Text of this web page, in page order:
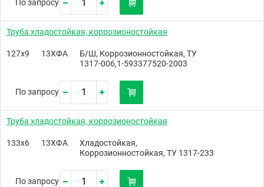
По запросу
Труба хладостойкая, коррозионостойкая
127х9 13ХФА
Б/Ш, Коррозионностойкая, ТУ
1317-006,1-593377520-2003
По запросу
Труба хладостойкая, коррозионостойкая
133х6 13ХФА
Хладостойкая,
Коррозионностойкая, ТУ 1317-233
По запросу